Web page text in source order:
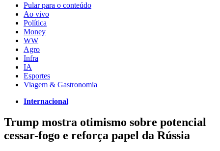
Pular para o conteúdo
Ao vivo
Política
Money
WW
Agro
Infra
IA
Esportes
Viagem & Gastronomia
Internacional
Trump mostra otimismo sobre potencial
cessar-fogo e reforça papel da Rússia